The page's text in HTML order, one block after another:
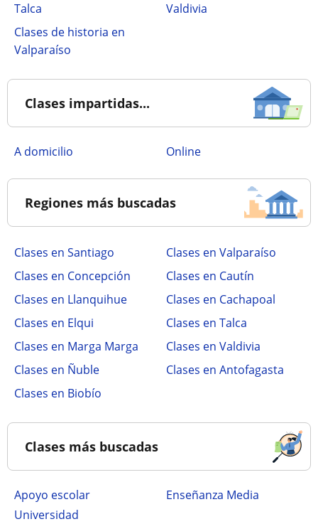
Talca
Valdivia
Clases de historia en
Valparaíso
Clases impartidas...
a domicilio online
Regiones más buscadas
Clases en Santiago
Clases en Valparaíso
Clases en Concepción
Clases en Cautín
Clases en Llanquihue
Clases en Cachapoal
Clases en Elqui
Clases en Talca
Clases en Marga Marga
Clases en Valdivia
Clases en Ñuble
Clases en Antofagasta
Clases en Biobío
Clases más buscadas
Apoyo escolar
Enseñanza Media
Universidad